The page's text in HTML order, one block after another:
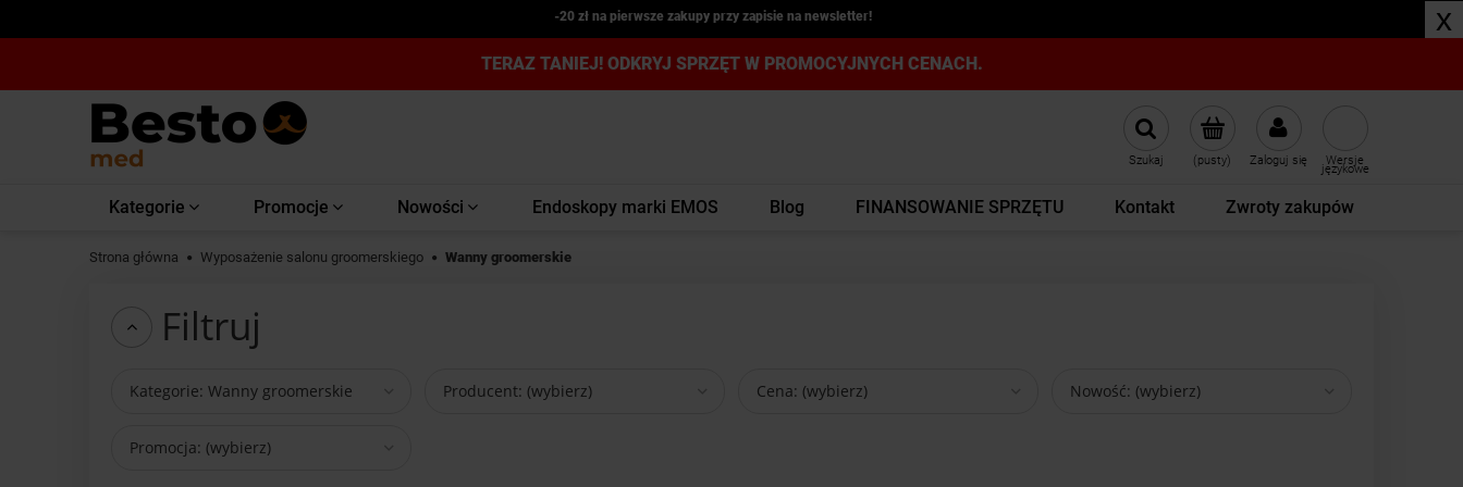
-20 zł na pierwsze zakupy przy zapisie na newsletter! x
TERAZ TANIEJ! ODKRYJ SPRZĘT W PROMOCYJNYCH CENACH.
(pusty) Zaloguj się
Szukaj Wersje
językowe
Kategorie Promocje Nowości Endoskopy marki EMOS Blog FINANSOWANIE SPRZĘTU Kontakt Zwroty zakupów
Strona główna Wyposażenie salonu groomerskiego Wanny groomerskie
Filtruj
Kategorie: Wanny groomerskie Producent: (wybierz) Cena: (wybierz) Nowość: (wybierz)
Promocja: (wybierz)